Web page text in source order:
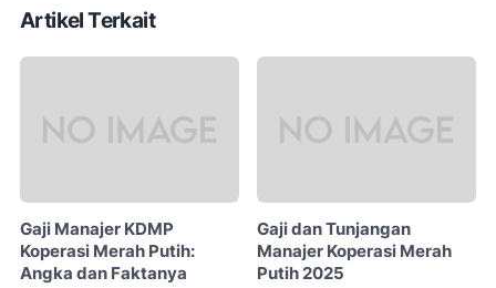
Artikel Terkait
Gaji Manajer KDMP
Koperasi Merah Putih:
Angka dan Faktanya
Gaji dan Tunjangan
Manajer Koperasi Merah
Putih 2025